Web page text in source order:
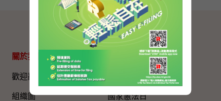
網站地圖
關於我們
歡迎辭
組織圖​
國家五年規劃
國家憲法日